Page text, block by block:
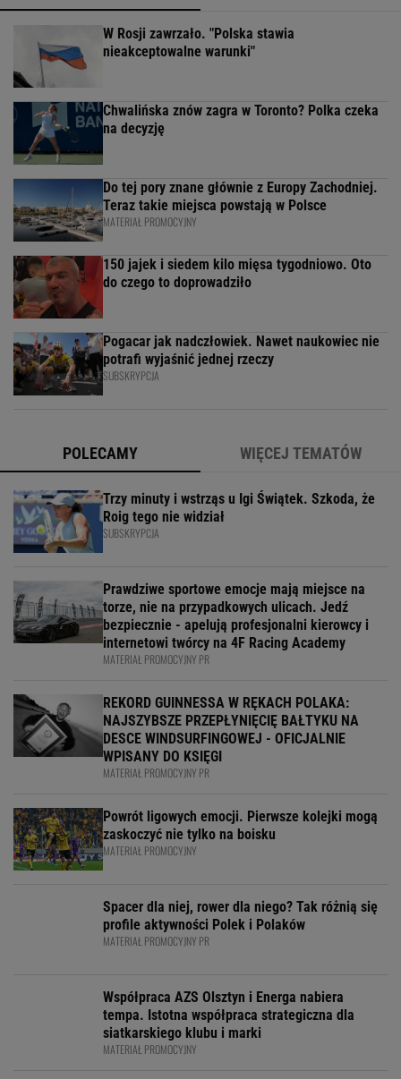
W Rosji zawrzało. "Polska stawia
nieakceptowalne warunki"
Chwalińska znów zagra w Toronto? Polka czeka
na decyzję
Do tej pory znane głównie z Europy Zachodniej.
Teraz takie miejsca powstają w Polsce
MATERIAŁ PROMOCYJNY
150 jajek i siedem kilo mięsa tygodniowo. Oto
do czego to doprowadziło
Pogacar jak nadczłowiek. Nawet naukowiec nie
potrafi wyjaśnić jednej rzeczy
SUBSKRYPCJA
POLECAMY WIĘCEJ TEMATÓW
Trzy minuty i wstrząs u Igi Świątek. Szkoda, że
Roig tego nie widział
SUBSKRYPCJA
Prawdziwe sportowe emocje mają miejsce na
torze, nie na przypadkowych ulicach. Jedź
bezpiecznie - apelują profesjonalni kierowcy i
internetowi twórcy na 4F Racing Academy
MATERIAŁ PROMOCYJNY PR
REKORD GUINNESSA W RĘKACH POLAKA:
NAJSZYBSZE PRZEPŁYNIĘCIĘ BAŁTYKU NA
DESCE WINDSURFINGOWEJ - OFICJALNIE
WPISANY DO KSIĘGI
MATERIAŁ PROMOCYJNY PR
Powrót ligowych emocji. Pierwsze kolejki mogą
zaskoczyć nie tylko na boisku
MATERIAŁ PROMOCYJNY
Spacer dla niej, rower dla niego? Tak różnią się
profile aktywności Polek i Polaków
MATERIAŁ PROMOCYJNY PR
Współpraca AZS Olsztyn i Energa nabiera
tempa. Istotna współpraca strategiczna dla
siatkarskiego klubu i marki
MATERIAŁ PROMOCYJNY